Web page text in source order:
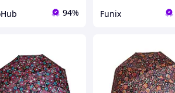
94% Funix